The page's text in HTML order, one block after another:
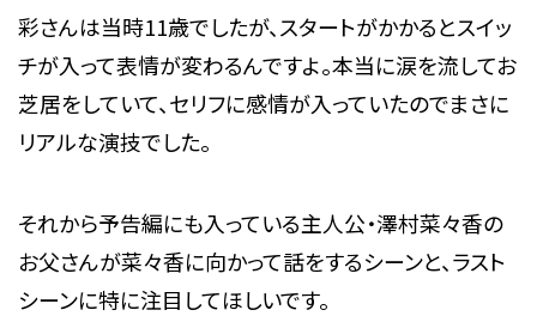
彩さんは当時11歳でしたが、スタートがかかるとスイッ
チが入って表情が変わるんですよ。本当に涙を流してお
芝居をしていて、セリフに感情が入っていたのでまさに
リアルな演技でした。
それから予告編にも入っている主人公・澤村菜々香の
お父さんが菜々香に向かって話をするシーンと、ラスト
シーンに特に注目してほしいです。